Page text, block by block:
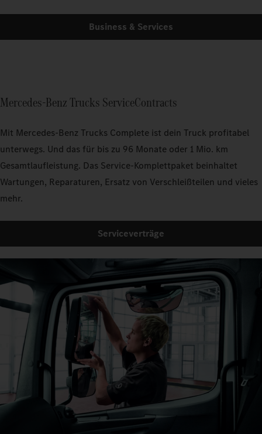
Business & Services
Mercedes-Benz Trucks ServiceContracts
Mit Mercedes‑Benz Trucks Complete ist dein Truck profitabel
unterwegs. Und das für bis zu 96 Monate oder 1 Mio. km
Gesamtlaufleistung. Das Service-Komplettpaket beinhaltet
Wartungen, Reparaturen, Ersatz von Verschleißteilen und vieles
mehr.
Serviceverträge